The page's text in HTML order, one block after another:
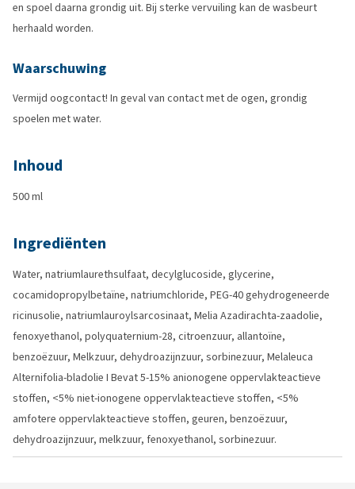
en spoel daarna grondig uit. Bij sterke vervuiling kan de wasbeurt
herhaald worden.
Waarschuwing
Vermijd oogcontact! In geval van contact met de ogen, grondig
spoelen met water.
Inhoud
500 ml
Ingrediënten
Water, natriumlaurethsulfaat, decylglucoside, glycerine,
cocamidopropylbetaïne, natriumchloride, PEG-40 gehydrogeneerde
ricinusolie, natriumlauroylsarcosinaat, Melia Azadirachta-zaadolie,
fenoxyethanol, polyquaternium-28, citroenzuur, allantoïne,
benzoëzuur, Melkzuur, dehydroazijnzuur, sorbinezuur, Melaleuca
Alternifolia-bladolie I Bevat 5-15% anionogene oppervlakteactieve
stoffen, <5% niet-ionogene oppervlakteactieve stoffen, <5%
amfotere oppervlakteactieve stoffen, geuren, benzoëzuur,
dehydroazijnzuur, melkzuur, fenoxyethanol, sorbinezuur.